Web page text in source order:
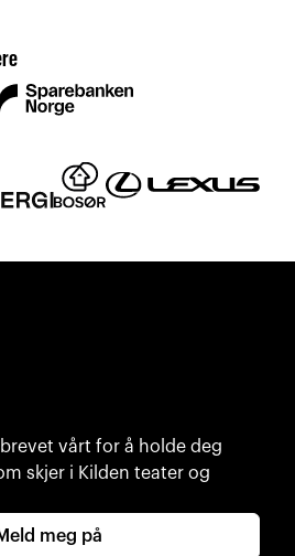
vårt for å holde deg
skjer i Kilden teater og
meg på